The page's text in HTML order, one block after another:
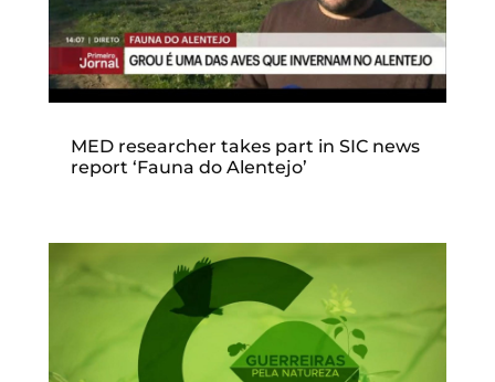
MED researcher takes part in SIC news
report ‘Fauna do Alentejo’